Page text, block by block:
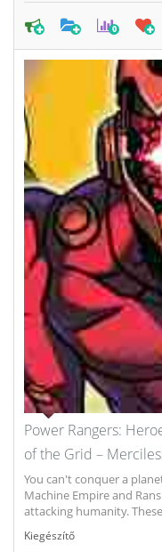
0
Power Rangers:
of the Grid –
You can't conquer a
Machine Empire and
attacking humanity.
Kiegészítő